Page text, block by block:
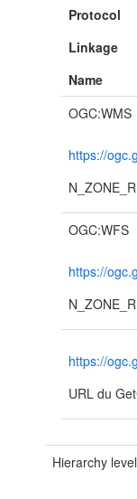
Protocol
Linkage
Name
OGC:WMS
https://
OGC:WFS
https://
https://
URL du
Hierarchy level